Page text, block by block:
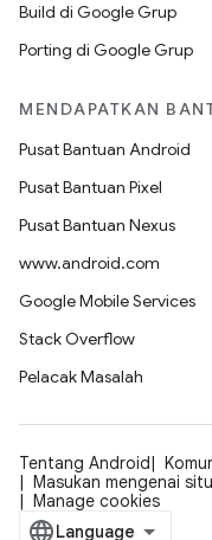
Build di Google Grup
Porting di Google Grup
MENDAPATKAN
Pusat Bantuan Android
Pusat Bantuan Pixel
Pusat Bantuan Nexus
www.android.com
Google Mobile Services
Stack Overflow
Pelacak Masalah
Tentang Android
Masukan mengenai
Manage cookies